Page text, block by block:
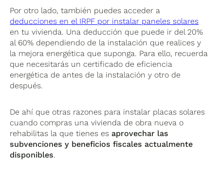
Por otro lado, también puedes acceder a
deducciones en el IRPF por instalar paneles solares
en tu vivienda. Una deducción que puede ir del 20%
al 60% dependiendo de la instalación que realices y
la mejora energética que suponga. Para ello, recuerda
que necesitarás un certificado de eficiencia
energética de antes de la instalación y otro de
después.
De ahí que otras razones para instalar placas solares
cuando compras una vivienda de obra nueva o
rehabilitas la que tienes es aprovechar las
subvenciones y beneficios fiscales actualmente
disponibles.